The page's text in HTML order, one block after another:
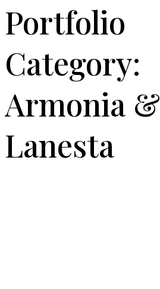
Portfolio
Category:
Armonia &
Lanesta